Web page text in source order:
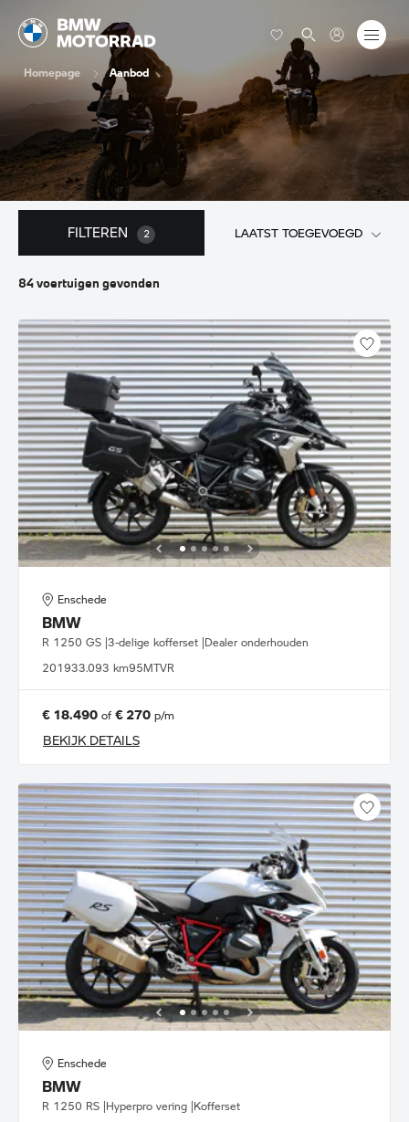
Homepage Aanbod
FILTEREN 2 LAATST TOEGEVOEGD
84voertuigen gevonden
Enschede
BMW
R 1250 GS |3-delige kofferset |Dealer onderhouden
201933.093 km95MTVR
€ 18.490 of € 270 p/m
BEKIJK DETAILS
Enschede
BMW
R 1250 RS |Hyperpro vering |Kofferset